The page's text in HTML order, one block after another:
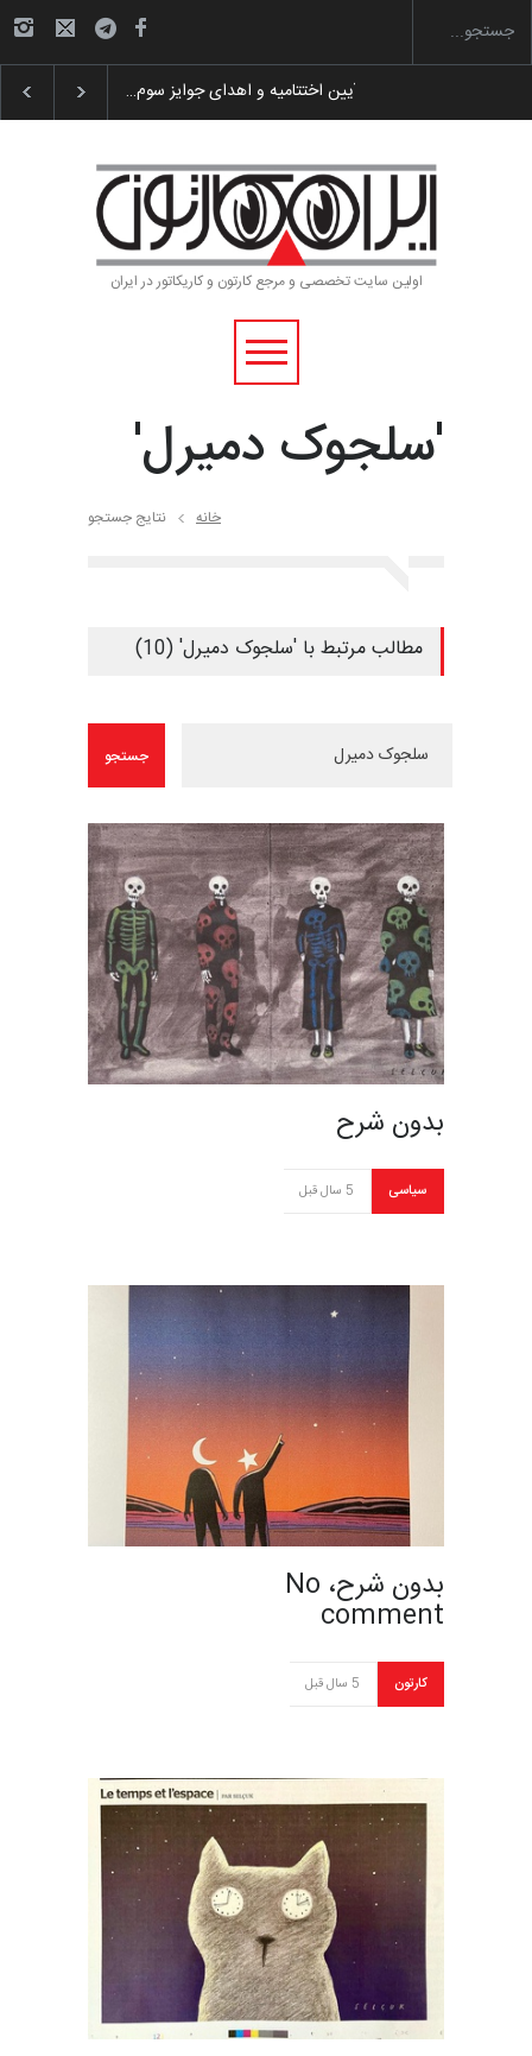
گزارش تصویری آیین به یاد اردوغان باشول (۱۹۳۶–۲۰۲۶)
اولین سایت تخصصی و مرجع کارتون و کاریکاتور در ایران
'سلجوک دمیرل'
خانه نتایج جستجو
مطالب مرتبط با 'سلجوک دمیرل' (10)
بدون شرح
سیاسی 5 سال قبل
بدون شرح، No
comment
کارتون 5 سال قبل